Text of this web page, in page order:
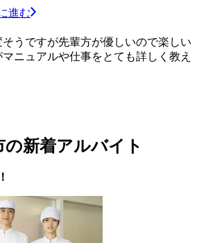
進む
うですが先輩方が優しいので楽しい
ニュアルや仕事をとても詳しく教え
の新着アルバイト